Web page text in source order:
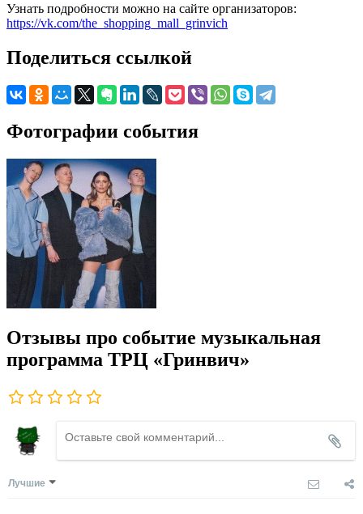
Узнать подробности можно на сайте организаторов:
https://vk.com/the_shopping_mall_grinvich
Поделиться ссылкой
Фотографии события
Отзывы про событие музыкальная
программа ТРЦ «Гринвич»
Лучшие